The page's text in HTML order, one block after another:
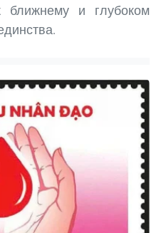
ближнему и глубоком